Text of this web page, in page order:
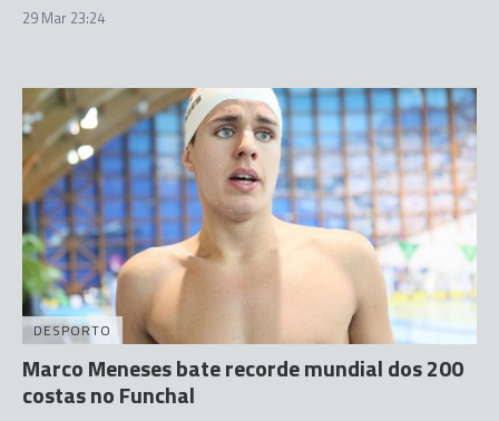
29 Mar 23:24
DESPORTO
Marco Meneses bate recorde mundial dos 200
costas no Funchal